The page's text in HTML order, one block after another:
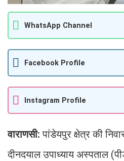
WhatsApp Channel
Facebook Profile
Instagram Profile
वाराणसी:पांडेयपुर क्षेत्र की
दीनदयाल उपाध्याय अस्पताल